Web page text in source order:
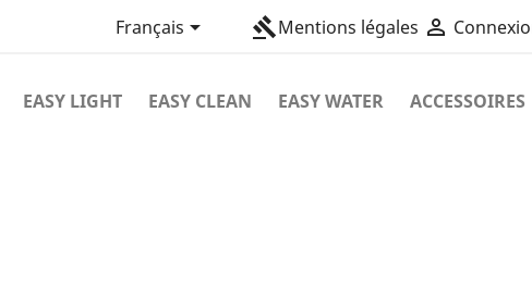
Français gavelMentions légales 
EASY LIGHT EASY CLEAN EASY WATER ACCESSOIRES